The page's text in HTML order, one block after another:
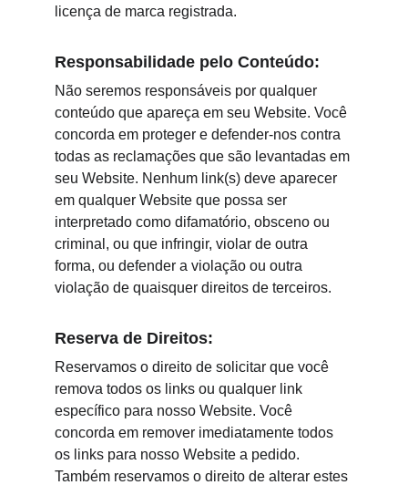
licença de marca registrada.
Responsabilidade pelo Conteúdo:
Não seremos responsáveis por qualquer
conteúdo que apareça em seu Website. Você
concorda em proteger e defender-nos contra
todas as reclamações que são levantadas em
seu Website. Nenhum link(s) deve aparecer
em qualquer Website que possa ser
interpretado como difamatório, obsceno ou
criminal, ou que infringir, violar de outra
forma, ou defender a violação ou outra
violação de quaisquer direitos de terceiros.
Reserva de Direitos:
Reservamos o direito de solicitar que você
remova todos os links ou qualquer link
específico para nosso Website. Você
concorda em remover imediatamente todos
os links para nosso Website a pedido.
Também reservamos o direito de alterar estes